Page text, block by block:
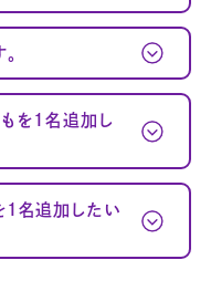
を1名追加し
1名追加したい